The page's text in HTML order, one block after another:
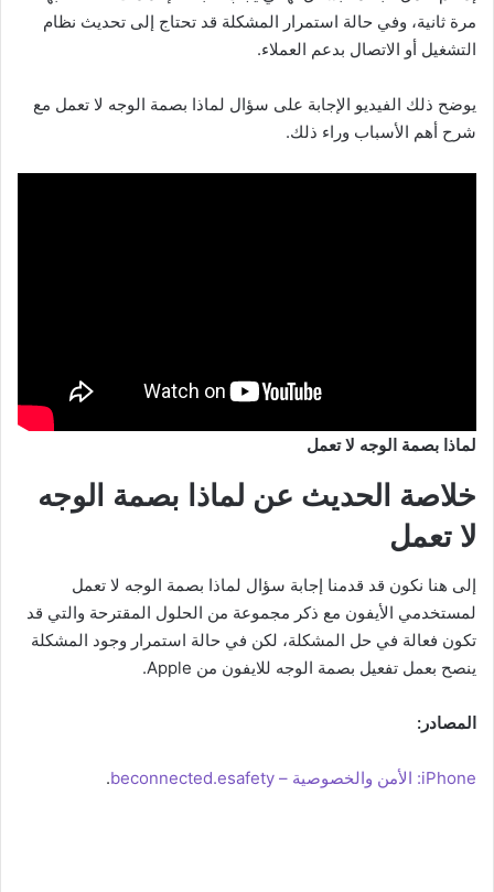
مرة ثانية، وفي حالة استمرار المشكلة قد تحتاج إلى تحديث نظام
التشغيل أو الاتصال بدعم العملاء.
يوضح ذلك الفيديو الإجابة على سؤال لماذا بصمة الوجه لا تعمل مع
شرح أهم الأسباب وراء ذلك.
لماذا بصمة الوجه لا تعمل
خلاصة الحديث عن لماذا بصمة الوجه
لا تعمل
إلى هنا نكون قد قدمنا إجابة سؤال لماذا بصمة الوجه لا تعمل
لمستخدمي الأيفون مع ذكر مجموعة من الحلول المقترحة والتي قد
تكون فعالة في حل المشكلة، لكن في حالة استمرار وجود المشكلة
ينصح بعمل تفعيل بصمة الوجه للايفون من Apple.
المصادر:
iPhone: الأمن والخصوصية – beconnected.esafety .